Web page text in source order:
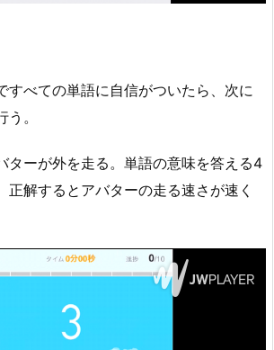
すべての単語に自信がついたら、次に
。
ターが外を走る。単語の意味を答える4
正解するとアバターの走る速さが速く